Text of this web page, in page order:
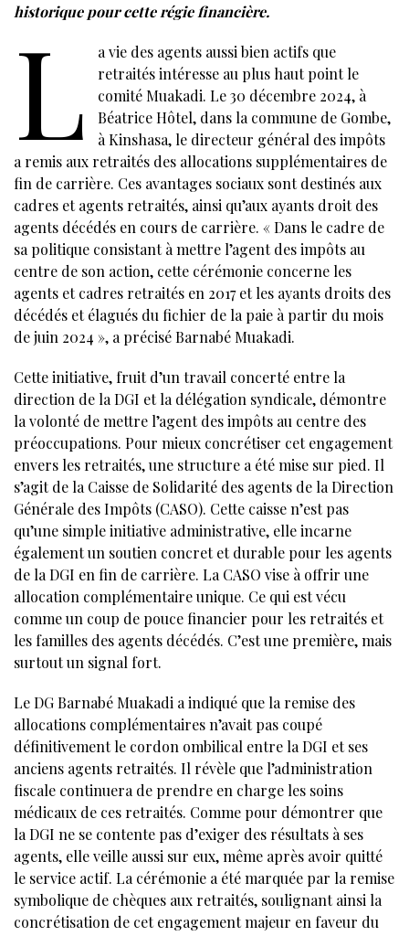
historique pour cette régie financière.
L
a vie des agents aussi bien actifs que
retraités intéresse au plus haut point le
comité Muakadi. Le 30 décembre 2024, à
Béatrice Hôtel, dans la commune de Gombe,
à Kinshasa, le directeur général des impôts
a remis aux retraités des allocations supplémentaires de
fin de carrière. Ces avantages sociaux sont destinés aux
cadres et agents retraités, ainsi qu’aux ayants droit des
agents décédés en cours de carrière. « Dans le cadre de
sa politique consistant à mettre l’agent des impôts au
centre de son action, cette cérémonie concerne les
agents et cadres retraités en 2017 et les ayants droits des
décédés et élagués du fichier de la paie à partir du mois
de juin 2024 », a précisé Barnabé Muakadi.
Cette initiative, fruit d’un travail concerté entre la
direction de la DGI et la délégation syndicale, démontre
la volonté de mettre l’agent des impôts au centre des
préoccupations. Pour mieux concrétiser cet engagement
envers les retraités, une structure a été mise sur pied. Il
s’agit de la Caisse de Solidarité des agents de la Direction
Générale des Impôts (CASO). Cette caisse n’est pas
qu’une simple initiative administrative, elle incarne
également un soutien concret et durable pour les agents
de la DGI en fin de carrière. La CASO vise à offrir une
allocation complémentaire unique. Ce qui est vécu
comme un coup de pouce financier pour les retraités et
les familles des agents décédés. C’est une première, mais
surtout un signal fort.
Le DG Barnabé Muakadi a indiqué que la remise des
allocations complémentaires n’avait pas coupé
définitivement le cordon ombilical entre la DGI et ses
anciens agents retraités. Il révèle que l’administration
fiscale continuera de prendre en charge les soins
médicaux de ces retraités. Comme pour démontrer que
la DGI ne se contente pas d’exiger des résultats à ses
agents, elle veille aussi sur eux, même après avoir quitté
le service actif. La cérémonie a été marquée par la remise
symbolique de chèques aux retraités, soulignant ainsi la
concrétisation de cet engagement majeur en faveur du